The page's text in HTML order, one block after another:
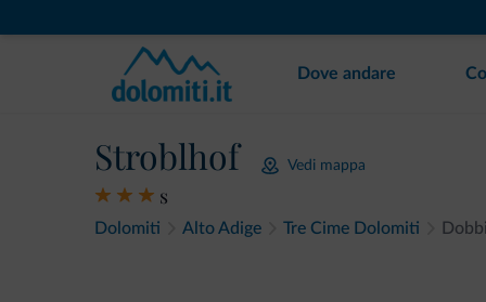
Dove andare
Stroblhof Vedi mappa
s
Dolomiti Alto Adige Tre Cime Dolomiti